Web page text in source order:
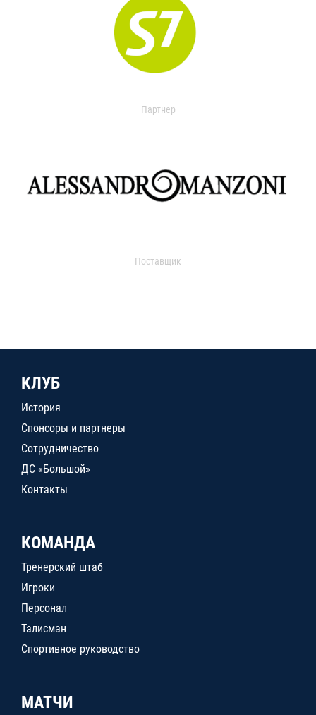
Партнер
Поставщик
КЛУБ
История
Спонсоры и партнеры
Сотрудничество
ДС «Большой»
Контакты
КОМАНДА
Тренерский штаб
Игроки
Персонал
Талисман
Спортивное руководство
МАТЧИ